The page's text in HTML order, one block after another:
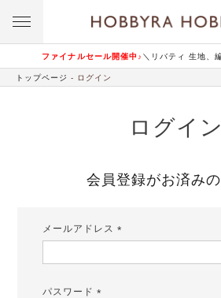
ファイナルセール開催中♪ ＼リバティ 生地、
トップページ ログイン
ログイン
会員登録がお済み
メールアドレス
パスワード